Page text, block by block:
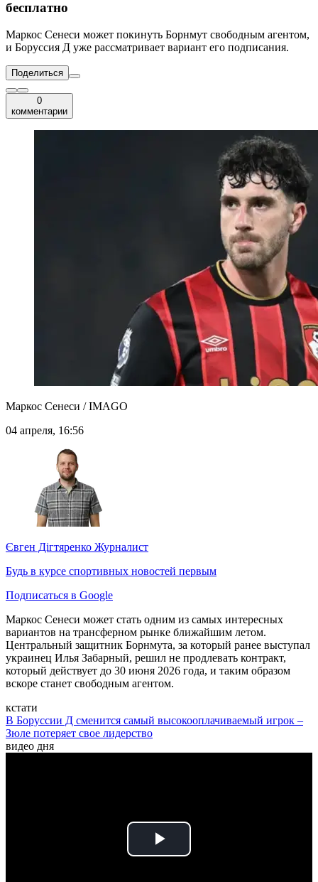
бесплатно
Маркос Сенеси может покинуть Борнмут свободным агентом,
и Боруссия Д уже рассматривает вариант его подписания.
Поделиться
0
комментарии
Маркос Сенеси / IMAGO
04 апреля, 16:56
Євген Дігтяренко Журналист
Будь в курсе спортивных новостей первым
Подписаться в Google
Маркос Сенеси может стать одним из самых интересных
вариантов на трансферном рынке ближайшим летом.
Центральный защитник Борнмута, за который ранее выступал
украинец Илья Забарный, решил не продлевать контракт,
который действует до 30 июня 2026 года, и таким образом
вскоре станет свободным агентом.
кстати
В Боруссии Д сменится самый высокооплачиваемый игрок –
Зюле потеряет свое лидерство
видео дня
Play